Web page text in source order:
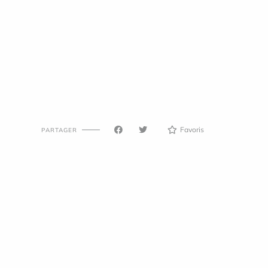
PARTAGER Favoris